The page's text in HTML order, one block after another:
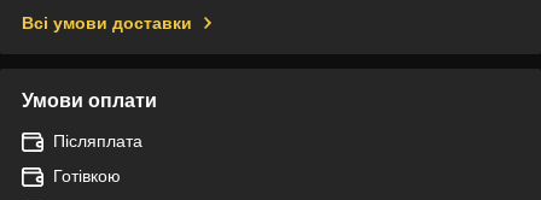
Всі умови доставки
Умови оплати
Післяплата
Готівкою